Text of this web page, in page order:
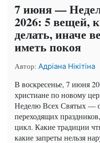
7 июня —
2026: 5 вещей,
делать, иначе
иметь покоя
Автор: Адріана Нікітіна
В воскресенье, 7 июня
христиане по новому
Неделю Всех Святых —
переходящих
цикл. Какие традиции
какие запреты нельзя